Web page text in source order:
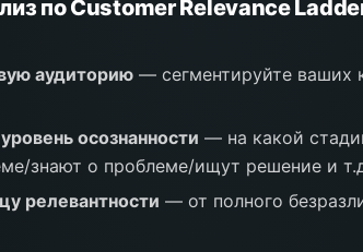
по Customer Relevance
аудиторию — сегментируйте ваших
осознанности — на какой
знают о проблеме/ищут решение и
релевантности — от полного